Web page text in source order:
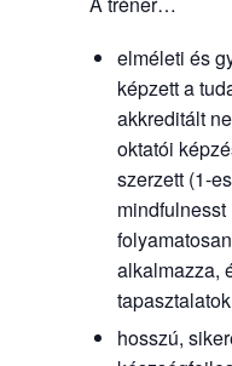
elméleti és
képzett a
akkreditált
oktatói
szerzett (1-
alkalmazza,
hosszú,